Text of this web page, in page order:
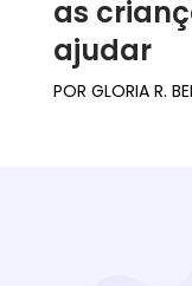
as
ajudar
POR GLORIA R.